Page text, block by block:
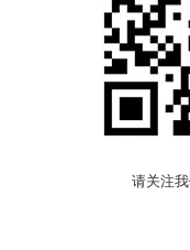
请关注